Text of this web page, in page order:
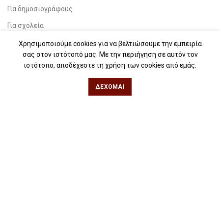
Για δημοσιογράφους
Για σχολεία
Για βιβλιοφιλικές ομάδες
Θεσσαλονίκη
Χρησιμοποιούμε cookies για να βελτιώσουμε την εμπειρία
σας στον ιστότοπό μας. Με την περιήγηση σε αυτόν τον
ιστότοπο, αποδέχεστε τη χρήση των cookies από εμάς.
ΔΈΧΟΜΑΙ